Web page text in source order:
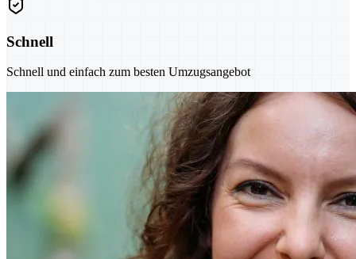
Schnell
Schnell und einfach zum besten Umzugsangebot